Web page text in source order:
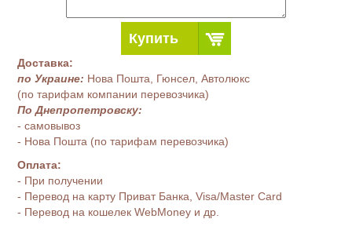
Купить
Доставка:
по Украине: Нова Пошта, Гюнсел, Автолюкс
(по тарифам компании перевозчика)
По Днепропетровску:
- самовывоз
- Нова Пошта (по тарифам перевозчика)
Оплата:
- При получении
- Перевод на карту Приват Банка, Visa/Master Card
- Перевод на кошелек WebMoney и др.